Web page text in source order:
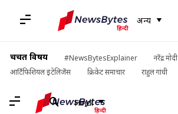
अन्य
चर्चित विषय #NewsBytesExplainer
नरेंद्र मोदी
आर्टिफिशियल इंटेलिजेंस
क्रिकेट समाचार राहुल गांधी
Hindi